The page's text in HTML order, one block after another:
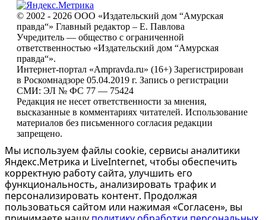
© 2002 - 2026 ООО «Издательский дом “Амурская
правда“» Главный редактор – Е. Павлова
Учредитель — общество с ограниченной
ответственностью «Издательский дом “Амурская
правда“».
Интернет-портал «Ampravda.ru» (16+) Зарегистрирован
в Роскомнадзоре 05.04.2019 г. Запись о регистрации
СМИ: ЭЛ № ФС 77 — 75424
Редакция не несет ответственности за мнения,
высказанные в комментариях читателей. Использование
материалов без письменного согласия редакции
запрещено.
Мы используем файлы cookie, сервисы аналитики
Яндекс.Метрика и LiveInternet, чтобы обеспечить
корректную работу сайта, улучшить его
функциональность, анализировать трафик и
персонализировать контент. Продолжая
пользоваться сайтом или нажимая «Согласен», вы